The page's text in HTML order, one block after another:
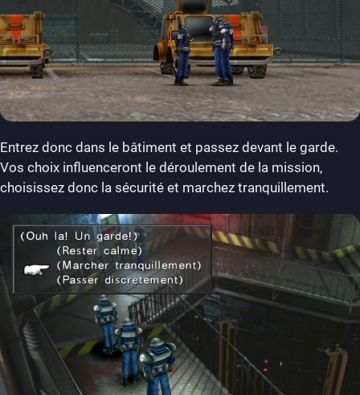
Entrez donc dans le bâtiment et passez devant le garde.
Vos choix influenceront le déroulement de la mission,
choisissez donc la sécurité et marchez tranquillement.